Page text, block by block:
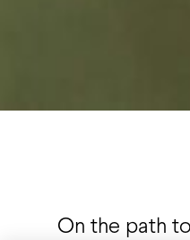
On the path